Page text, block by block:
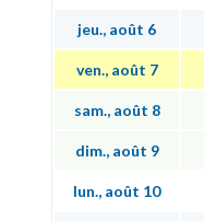
jeu., août 6
ven., août 7
sam., août 8
dim., août 9
lun., août 10